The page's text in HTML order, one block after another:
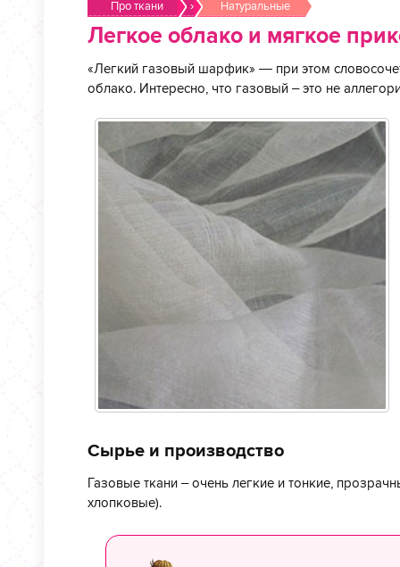
Про ткани › Натуральные
Легкое облако и мягкое
«Легкий газовый шарфик» — при этом
облако. Интересно, что газовый – это не
Сырье и производство
Газовые ткани – очень легкие и тонкие,
хлопковые).